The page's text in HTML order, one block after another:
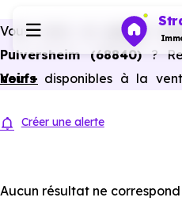
Investir
Vous avez un
projet
Pulversheim (68840)?
neufsdisponibles à la
d’agence.
à Pulversheim (68840),
Voir +
Créer une alerte
Aucun résultat ne